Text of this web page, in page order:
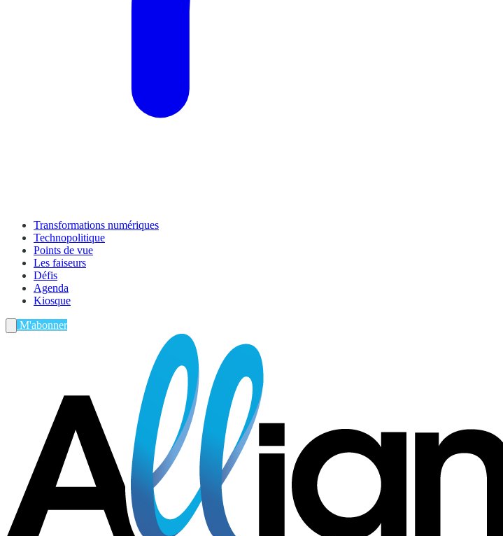
Transformations numériques
Technopolitique
Points de vue
Les faiseurs
Défis
Agenda
Kiosque
M'abonner